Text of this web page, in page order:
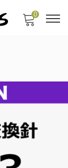
0